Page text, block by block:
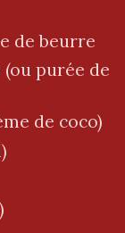
de beurre
(ou purée de
de coco)